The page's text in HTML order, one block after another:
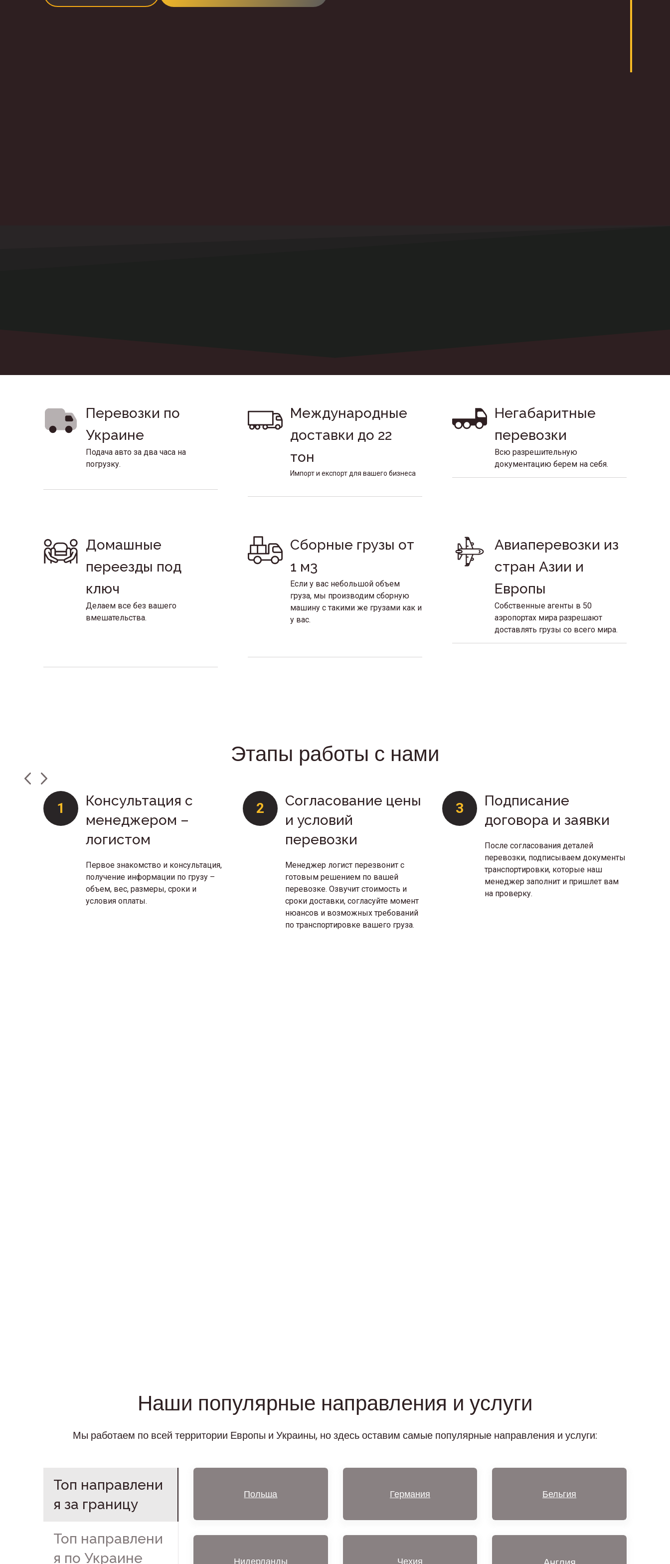
Перевозки по
Украине
Подача авто за два часа на
погрузку.
Международные
доставки до 22
тон
Импорт и експорт для вашего бизнеса
Негабаритные
перевозки
Всю разрешительную
документацию берем на себя.
Домашные
переезды под
ключ
Делаем все без вашего
вмешательства.
Сборные грузы от
1 м3
Если у вас небольшой объем
груза, мы производим сборную
машину с такими же грузами как и
у вас.
Авиаперевозки из
стран Азии и
Европы
Собственные агенты в 50
аэропортах мира разрешают
доставлять грузы со всего мира.
Этапы работы с нами
1
Консультация с
менеджером –
логистом
Первое знакомство и консультация,
получение информации по грузу –
объем, вес, размеры, сроки и
условия оплаты.
2
Согласование цены
и условий
перевозки
Менеджер логист перезвонит с
готовым решением по вашей
перевозке. Озвучит стоимость и
сроки доставки, согласуйте момент
нюансов и возможных требований
по транспортировке вашего груза.
3
Подписание
договора и заявки
После согласования деталей
перевозки, подписываем документы
транспортировки, которые наш
менеджер заполнит и пришлет вам
на проверку.
Наши популярные направления и услуги
Мы работаем по всей территории Европы и Украины, но здесь оставим самые популярные направления и услуги:
Топ направлени
я за границу
Топ направлени
я по Украине
Польша Германия Бельгия
Нидерланды Чехия